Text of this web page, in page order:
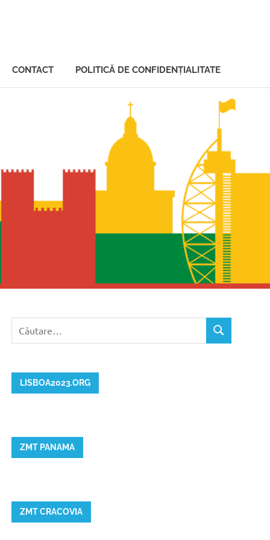
CONTACT POLITICĂ DE CONFIDENȚIALITATE
după:
CĂUTARE
LISBOA2023.ORG
ZMT PANAMA
ZMT CRACOVIA